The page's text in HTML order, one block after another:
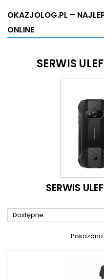
OKAZJOLOG.PL –
ONLINE
SERWIS
SERWIS
Dostępne
Pokazano